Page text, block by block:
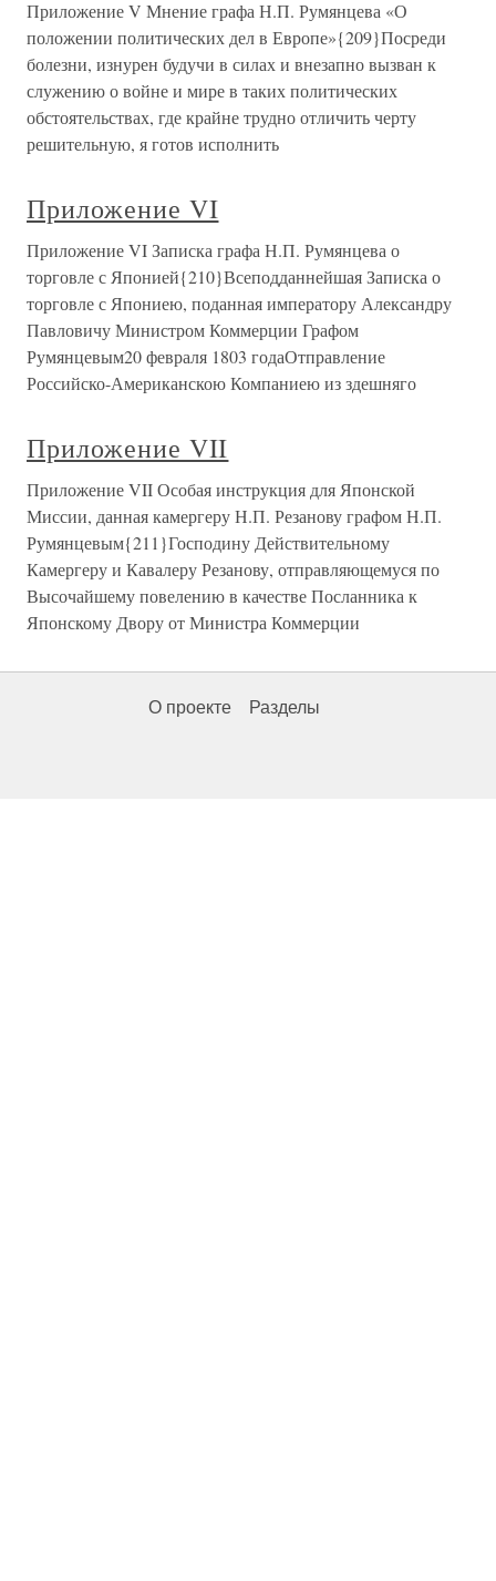
Приложение V Мнение графа Н.П. Румянцева «О
положении политических дел в Европе»{209}Посреди
болезни, изнурен будучи в силах и внезапно вызван к
служению о войне и мире в таких политических
обстоятельствах, где крайне трудно отличить черту
решительную, я готов исполнить
Приложение VI
Приложение VI Записка графа Н.П. Румянцева о
торговле с Японией{210}Всеподданнейшая Записка о
торговле с Япониею, поданная императору Александру
Павловичу Министром Коммерции Графом
Румянцевым20 февраля 1803 годаОтправление
Российско-Американскою Компаниею из здешняго
Приложение VII
Приложение VII Особая инструкция для Японской
Миссии, данная камергеру Н.П. Резанову графом Н.П.
Румянцевым{211}Господину Действительному
Камергеру и Кавалеру Резанову, отправляющемуся по
Высочайшему повелению в качестве Посланника к
Японскому Двору от Министра Коммерции
О проекте Разделы